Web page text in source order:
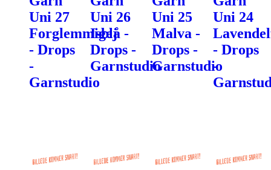
Uni 27
Forglemmigej
- Drops
-
Garnstudio
Uni 26
Isblå -
Drops -
Garnstudio
Uni 25
Malva -
Drops -
Garnstudio
Uni 24
- Drops
-